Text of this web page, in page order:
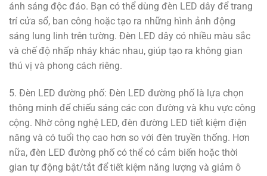
ánh sáng độc đáo. Bạn có thể dùng đèn LED dây để trang
trí cửa sổ, ban công hoặc tạo ra những hình ảnh động
sáng lung linh trên tường. Đèn LED dây có nhiều màu sắc
và chế độ nhấp nháy khác nhau, giúp tạo ra không gian
thú vị và phong cách riêng.
5. Đèn LED đường phố: Đèn LED đường phố là lựa chọn
thông minh để chiếu sáng các con đường và khu vực công
cộng. Nhờ công nghệ LED, đèn đường LED tiết kiệm điện
năng và có tuổi thọ cao hơn so với đèn truyền thống. Hơn
nữa, đèn LED đường phố có thể có cảm biến hoặc thời
gian tự động bật/tắt để tiết kiệm năng lượng và giảm ô